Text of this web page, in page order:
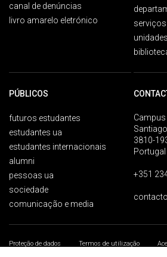
canal de denúncias
livro amarelo eletrónico
serviços
PÚBLICOS
futuros estudantes
estudantes ua
estudantes internacionais
alumni
pessoas ua
sociedade
comunicação e media
Santiago
3810-
Portugal
+351
Proteção de dados Termos de utilização